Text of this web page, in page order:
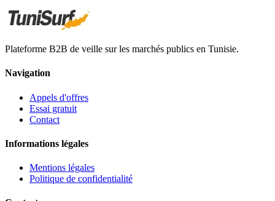
Plateforme B2B de veille sur les marchés publics en Tunisie.
Navigation
Appels d'offres
Essai gratuit
Contact
Informations légales
Mentions légales
Politique de confidentialité